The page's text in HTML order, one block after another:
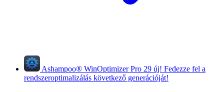
Ashampoo® WinOptimizer Pro 29 új! Fedezze fel a
rendszeroptimalizálás következő generációját!